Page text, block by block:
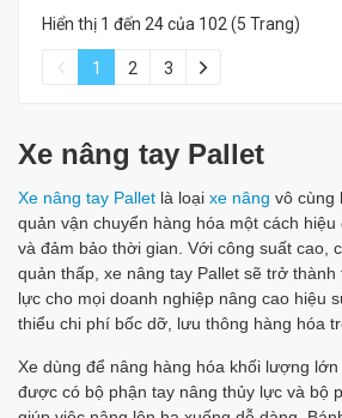
Hiển thị 1 đến 24 của 102 (5 Trang)
1 2 3
Xe nâng tay Pallet
Xe nâng tay Pallet là loại xe nâng vô cùng
quản vận chuyển hàng hóa một cách
và đảm bảo thời gian. Với công suất cao,
quản thấp, xe nâng tay Pallet sẽ trở
lực cho mọi doanh nghiệp nâng cao hiệu
thiểu chi phí bốc dỡ, lưu thông hàng hóa
Xe dùng để nâng hàng hóa khối lượng
được có bộ phận tay nâng thủy lực và bộ